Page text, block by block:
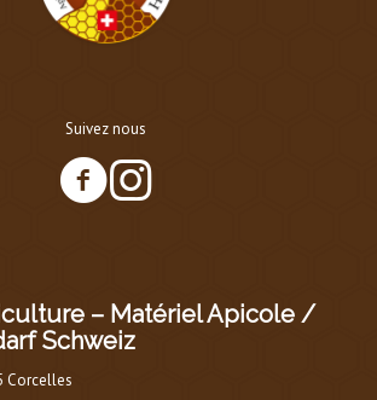
Suivez nous
– Matériel Apicole /
Schweiz
Corcelles